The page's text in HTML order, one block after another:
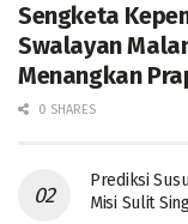
Sengketa
Swalayan
Menangkan
0 SHARES
Prediksi
Misi Sulit